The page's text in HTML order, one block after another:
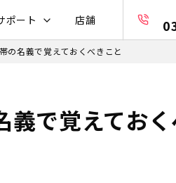
ポート 店舗
の名義で覚えておくべきこと
で覚えてお